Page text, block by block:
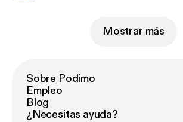
Mostrar más
Sobre Podimo
Empleo
Blog
¿Necesitas ayuda?